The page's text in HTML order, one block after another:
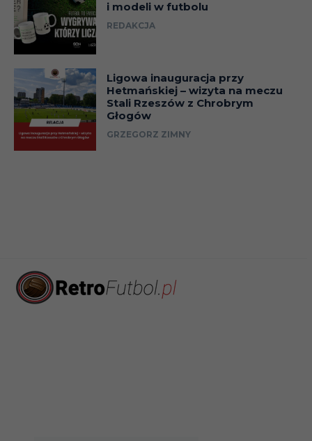
i modeli w futbolu
REDAKCJA
Ligowa inauguracja przy
Hetmańskiej – wizyta na meczu
Stali Rzeszów z Chrobrym
Głogów
GRZEGORZ ZIMNY